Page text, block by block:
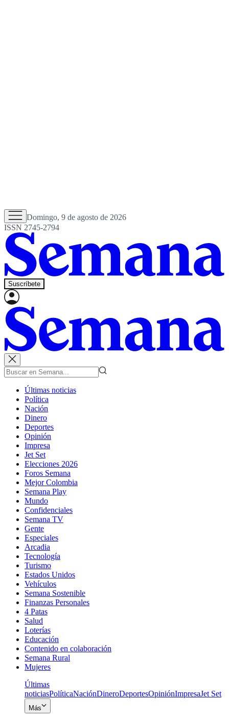
Domingo, 9 de agosto de 2026
ISSN 2745-2794
Suscríbete
Últimas noticias
Política
Nación
Dinero
Deportes
Opinión
Impresa
Jet Set
Elecciones 2026
Foros Semana
Mejor Colombia
Semana Play
Mundo
Confidenciales
Semana TV
Gente
Especiales
Arcadia
Tecnología
Turismo
Estados Unidos
Vehículos
Semana Sostenible
Finanzas Personales
4 Patas
Salud
Loterías
Educación
Contenido en colaboración
Semana Rural
Mujeres
Últimas
noticiasPolíticaNaciónDineroDeportesOpiniónImpresaJet Set
Más